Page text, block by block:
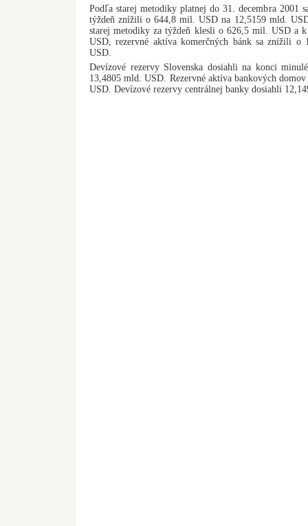
Podľa starej metodiky platnej do 31. decembra 2001
týždeň znížili o 644,8 mil. USD na 12,5159 mld.
starej metodiky za týždeň klesli o 626,5 mil. USD a
USD, rezervné aktíva komerčných bánk sa znížili
USD.
Devízové rezervy Slovenska dosiahli na konci
13,4805 mld. USD. Rezervné aktíva bankových
USD. Devízové rezervy centrálnej banky dosiahli